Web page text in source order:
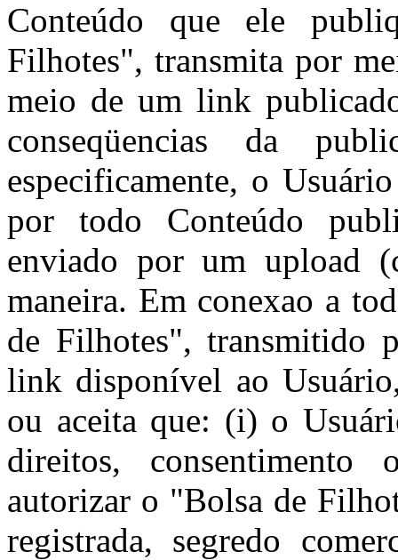
Conteúdo que ele
Filhotes", transmita por
meio de um link
conseqüencias da
especificamente, o
por todo Conteúdo
enviado por um upload
maneira. Em conexao a
de Filhotes", transmitido
link disponível ao
ou aceita que: (i) o
direitos,
autorizar o "Bolsa de
registrada, segredo